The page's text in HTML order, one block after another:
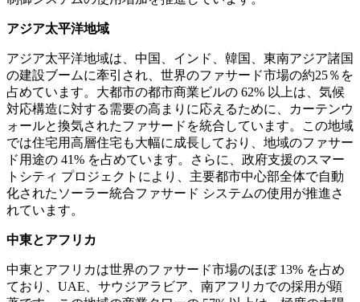
アジア太平洋地域
アジア太平洋地域は、中国、インド、韓国、東南アジア諸国
の建設ブームに牽引され、世界のファサード市場の約25％を
占めています。大都市の都市商業ビルの 62% 以上は、気候
対応構造に対する需要の高まりに応えるために、カーテンウ
ォールと換気されたファサードを統合しています。この地域
では住宅用高層住宅も大幅に成長しており、地域のファサー
ド用途の 41% を占めています。さらに、政府支援のスマー
トシティ プロジェクトにより、主要都市中心部全体で自動
化されたソーラー統合ファサード システムの使用が推進さ
れています。
中東とアフリカ
中東とアフリカは世界のファサード市場のほぼ 13% を占め
ており、UAE、サウジアラビア、南アフリカでの採用が顕